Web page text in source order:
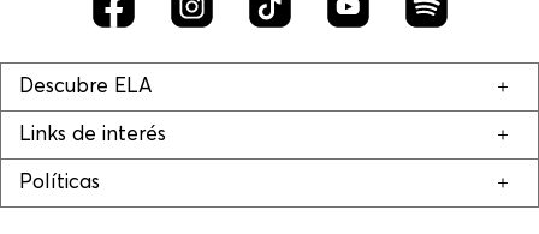
Descubre ELA
Links de interés
Políticas